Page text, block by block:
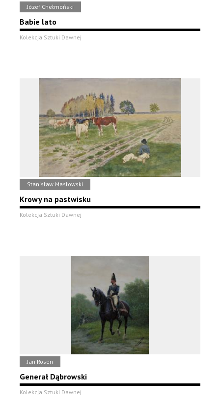
Józef Chełmoński
Babie lato
Kolekcja Sztuki Dawnej
Stanisław Masłowski
Krowy na pastwisku
Kolekcja Sztuki Dawnej
Jan Rosen
Generał Dąbrowski
Kolekcja Sztuki Dawnej